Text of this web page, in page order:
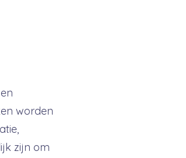
worden
zijn om